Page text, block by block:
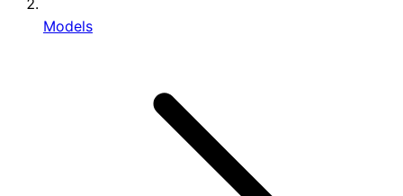
Models